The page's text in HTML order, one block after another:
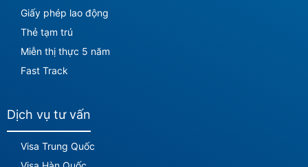
Giấy phép lao động
Thẻ tạm trú
Miễn thị thực 5 năm
Fast Track
Dịch vụ tư vấn
Visa Trung Quốc